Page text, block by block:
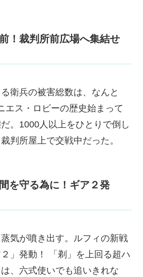
！裁判所前広場へ集結せ
衛兵の被害総数は、なんと
エス・ロビーの歴史始まって
。1000人以上をひとりで倒し
判所屋上で交戦中だった。
を守る為に！ギア２発
気が噴き出す。ルフィの新戦
」発動！ 「剃」を上回る超ハ
、六式使いでも追いきれな